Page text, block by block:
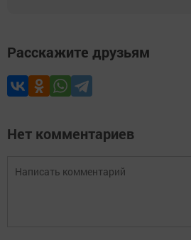
Расскажите друзьям
Нет комментариев